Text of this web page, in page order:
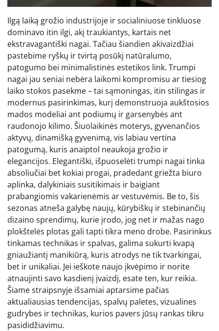
Ilgą laiką grožio industrijoje ir socialiniuose tinkluose
dominavo itin ilgi, akį traukiantys, kartais net
ekstravagantiški nagai. Tačiau šiandien akivaizdžiai
pastebime ryškų ir tvirtą posūkį natūralumo,
patogumo bei minimalistinės estetikos link. Trumpi
nagai jau seniai nebėra laikomi kompromisu ar tiesiog
laiko stokos pasekme – tai sąmoningas, itin stilingas ir
modernus pasirinkimas, kurį demonstruoja aukštosios
mados modeliai ant podiumų ir garsenybės ant
raudonojo kilimo. Šiuolaikinės moterys, gyvenančios
aktyvų, dinamišką gyvenimą, vis labiau vertina
patogumą, kuris anaiptol neaukoja grožio ir
elegancijos. Elegantiški, išpuoselėti trumpi nagai tinka
absoliučiai bet kokiai progai, pradedant griežta biuro
aplinka, dalykiniais susitikimais ir baigiant
prabangiomis vakarienėmis ar vestuvėmis. Be to, šis
sezonas atneša galybę naujų, kūrybiškų ir stebinančių
dizaino sprendimų, kurie įrodo, jog net ir mažas nago
plokštelės plotas gali tapti tikra meno drobe. Pasirinkus
tinkamas technikas ir spalvas, galima sukurti kvapą
gniaužiantį manikiūrą, kuris atrodys ne tik tvarkingai,
bet ir unikaliai. Jei ieškote naujo įkvėpimo ir norite
atnaujinti savo kasdienį įvaizdį, esate ten, kur reikia.
Šiame straipsnyje išsamiai aptarsime pačias
aktualiausias tendencijas, spalvų paletes, vizualines
gudrybes ir technikas, kurios pavers jūsų rankas tikru
pasididžiavimu.